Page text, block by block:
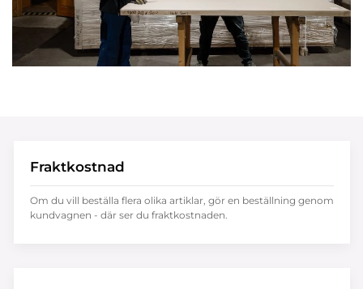
Fraktkostnad
Om du vill beställa flera olika artiklar, gör en beställning genom
kundvagnen - där ser du fraktkostnaden.